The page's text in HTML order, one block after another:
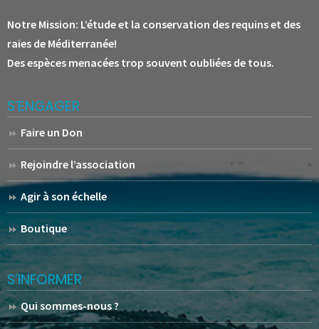
Notre Mission: L’étude et la conservation des requins et des
raies de Méditerranée!
Des espèces menacées trop souvent oubliées de tous.
S’ENGAGER
Faire un Don
Rejoindre l’association
Agir à son échelle
Boutique
S’INFORMER
Qui sommes-nous ?